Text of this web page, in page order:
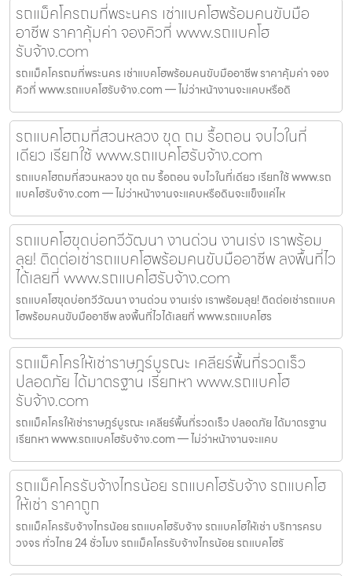
รถแม็คโครถมที่พระนคร เช่าแบคโฮพร้อมคนขับมือ
อาชีพ ราคาคุ้มค่า จองคิวที่ www.รถแบคโฮ
รับจ้าง.com
รถแม็คโครถมที่พระนคร เช่าแบคโฮพร้อมคนขับมืออาชีพ ราคาคุ้มค่า จอง
คิวที่ www.รถแบคโฮรับจ้าง.com — ไม่ว่าหน้างานจะแคบหรือดิ
รถแบคโฮถมที่สวนหลวง ขุด ถม รื้อถอน จบไวในที่
เดียว เรียกใช้ www.รถแบคโฮรับจ้าง.com
รถแบคโฮถมที่สวนหลวง ขุด ถม รื้อถอน จบไวในที่เดียว เรียกใช้ www.รถ
แบคโฮรับจ้าง.com — ไม่ว่าหน้างานจะแคบหรือดินจะแข็งแค่ไห
รถแบคโฮขุดบ่อทวีวัฒนา งานด่วน งานเร่ง เราพร้อม
ลุย! ติดต่อเช่ารถแบคโฮพร้อมคนขับมืออาชีพ ลงพื้นที่ไว
ได้เลยที่ www.รถแบคโฮรับจ้าง.com
รถแบคโฮขุดบ่อทวีวัฒนา งานด่วน งานเร่ง เราพร้อมลุย! ติดต่อเช่ารถแบค
โฮพร้อมคนขับมืออาชีพ ลงพื้นที่ไวได้เลยที่ www.รถแบคโฮร
รถแม็คโครให้เช่าราษฎร์บูรณะ เคลียร์พื้นที่รวดเร็ว
ปลอดภัย ได้มาตรฐาน เรียกหา www.รถแบคโฮ
รับจ้าง.com
รถแม็คโครให้เช่าราษฎร์บูรณะ เคลียร์พื้นที่รวดเร็ว ปลอดภัย ได้มาตรฐาน
เรียกหา www.รถแบคโฮรับจ้าง.com — ไม่ว่าหน้างานจะแคบ
รถแม็คโครรับจ้างไทรน้อย รถแบคโฮรับจ้าง รถแบคโฮ
ให้เช่า ราคาถูก
รถแม็คโครรับจ้างไทรน้อย รถแบคโฮรับจ้าง รถแบคโฮให้เช่า บริการครบ
วงจร ทั่วไทย 24 ชั่วโมง รถแม็คโครรับจ้างไทรน้อย รถแบคโฮรั